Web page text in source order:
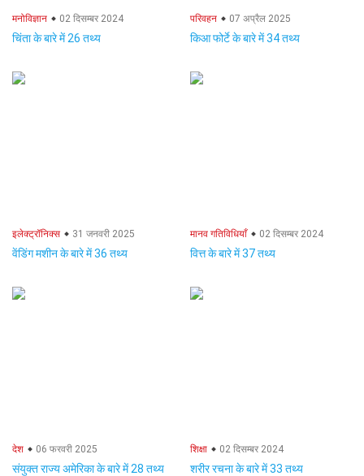
मनोविज्ञान 02 दिसम्बर 2024
चिंता के बारे में 26 तथ्य
परिवहन 07 अप्रैल 2025
किआ फोर्टे के बारे में 34 तथ्य
इलेक्ट्रॉनिक्स 31 जनवरी 2025
वेंडिंग मशीन के बारे में 36 तथ्य
मानव गतिविधियाँ 02 दिसम्बर 2024
वित्त के बारे में 37 तथ्य
देश 06 फरवरी 2025
संयुक्त राज्य अमेरिका के बारे में 28 तथ्य
शिक्षा 02 दिसम्बर 2024
शरीर रचना के बारे में 33 तथ्य